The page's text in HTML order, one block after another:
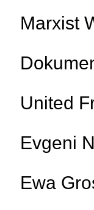
Marxist
United
Evgeni
Ewa